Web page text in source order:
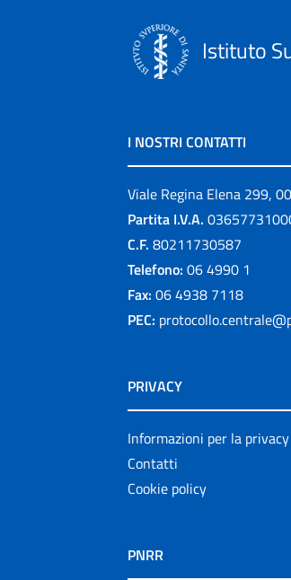
Istituto
I NOSTRI CONTATTI
Viale Regina Elena 299,
Partita I.V.A.
C.F. 80211730587
Telefono: 06 4990 1
Fax: 06 4938 7118
PEC:
PRIVACY
Informazioni per la privacy
Contatti
Cookie policy
PNRR